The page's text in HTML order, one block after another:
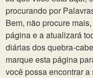
procurando por
Bem, não procure
página e a atualizará
diárias dos quebra-
marque esta página
você possa encontrar